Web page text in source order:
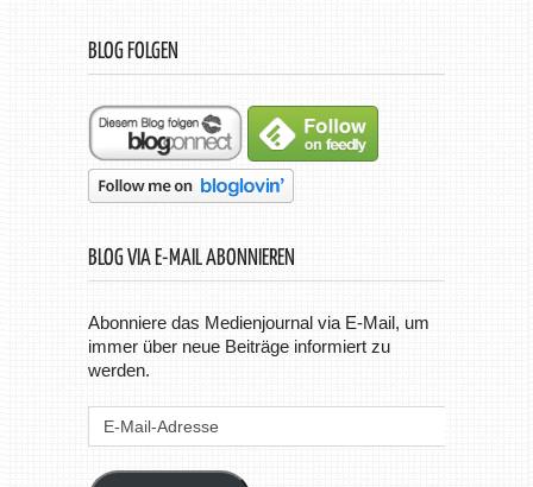
BLOG FOLGEN
BLOG VIA E-MAIL ABONNIEREN
Abonniere das Medienjournal via E-Mail, um
immer über neue Beiträge informiert zu
werden.